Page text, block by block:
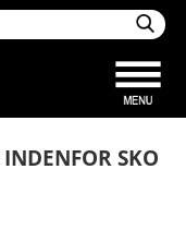
SKO